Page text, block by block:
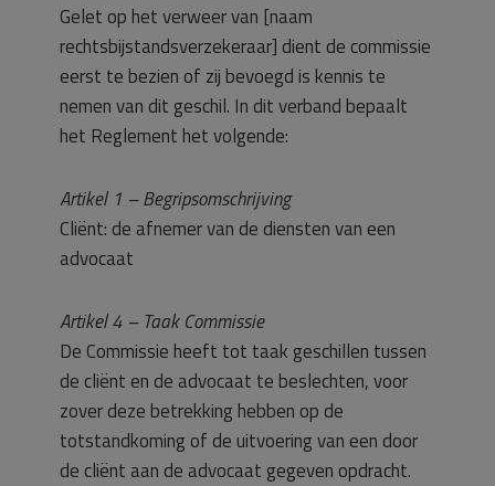
Gelet op het verweer van [naam
rechtsbijstandsverzekeraar] dient de commissie
eerst te bezien of zij bevoegd is kennis te
nemen van dit geschil. In dit verband bepaalt
het Reglement het volgende:
Artikel 1 – Begripsomschrijving
Cliënt: de afnemer van de diensten van een
advocaat
Artikel 4 – Taak Commissie
De Commissie heeft tot taak geschillen tussen
de cliënt en de advocaat te beslechten, voor
zover deze betrekking hebben op de
totstandkoming of de uitvoering van een door
de cliënt aan de advocaat gegeven opdracht.